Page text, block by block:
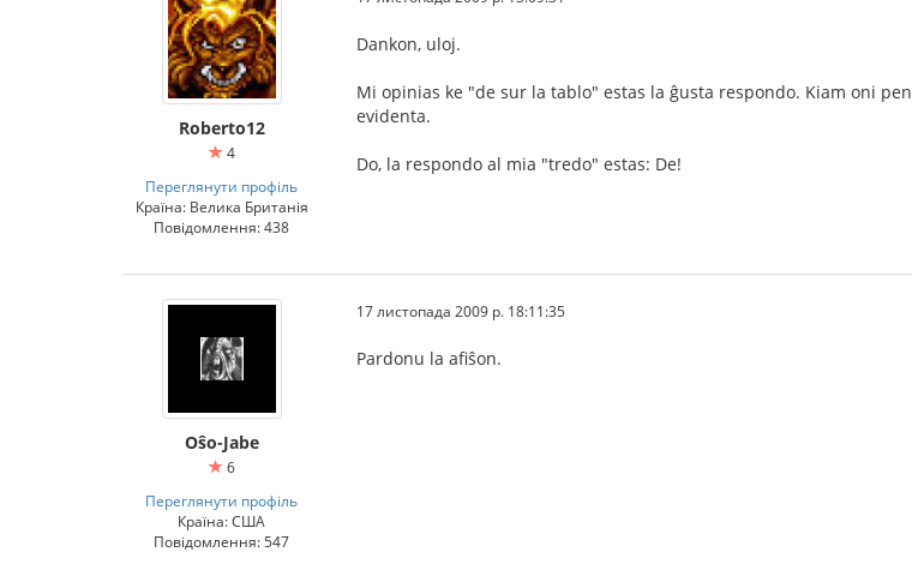
Roberto12
4
Переглянути профіль
Країна: Велика Британія
Повідомлення: 438
Dankon, uloj.
Mi opinias ke "de sur la tablo" estas la ĝusta respondo. Kiam oni
evidenta.
Do, la respondo al mia "tredo" estas: De!
Oŝo-Jabe
6
Переглянути профіль
Країна: США
Повідомлення: 547
17 листопада 2009 р. 18:11:35
Pardonu la afiŝon.